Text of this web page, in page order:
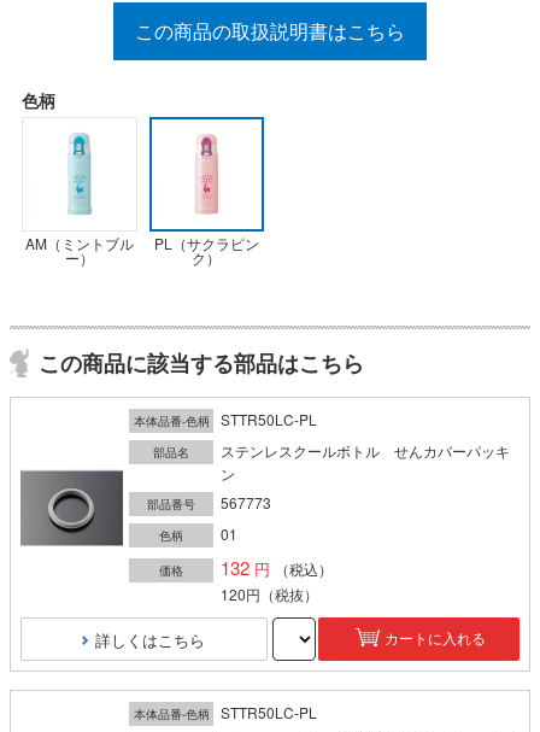
この商品の取扱説明書はこちら
色柄
AM（ミントブル
ー）
PL（サクラピン
ク）
この商品に該当する部品はこちら
本体品番-色柄 STTR50LC-PL
部品名
ステンレスクールボトル せんカバーパッキ
ン
部品番号 567773
色柄 01
価格 132
（税込）
120円 （税抜）
詳しくはこちら カートに入れる
本体品番-色柄 STTR50LC-PL